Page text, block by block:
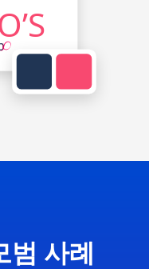
범 사례